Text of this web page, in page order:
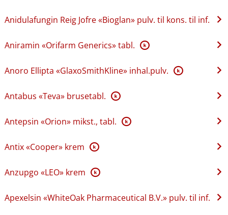
Anidulafungin Reig Jofre «Bioglan» pulv. til kons. til inf.
Aniramin «Orifarm Generics» tabl. K
Anoro Ellipta «GlaxoSmithKline» inhal.pulv. K
Antabus «Teva» brusetabl. K
Antepsin «Orion» mikst., tabl. K
Antix «Cooper» krem K
Anzupgo «LEO» krem K
Apexelsin «WhiteOak Pharmaceutical B.V.» pulv. til inf.